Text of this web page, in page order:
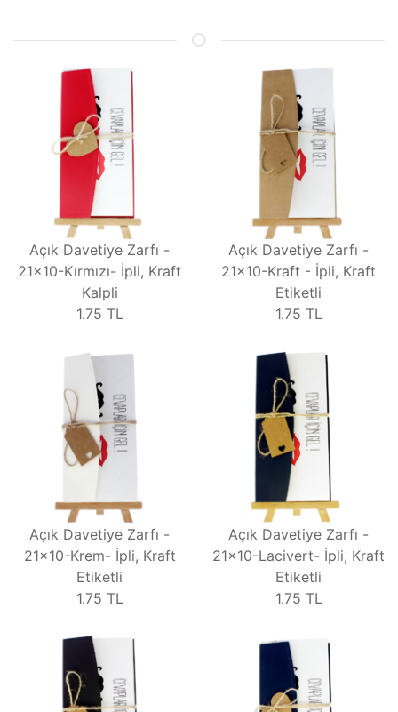
Açık Davetiye Zarfı -
21x10-Kırmızı- İpli, Kraft
Kalpli
1.75 TL
Açık Davetiye Zarfı -
21x10-Kraft - İpli, Kraft
Etiketli
1.75 TL
Açık Davetiye Zarfı -
21x10-Krem- İpli, Kraft
Etiketli
1.75 TL
Açık Davetiye Zarfı -
21x10-Lacivert- İpli, Kraft
Etiketli
1.75 TL